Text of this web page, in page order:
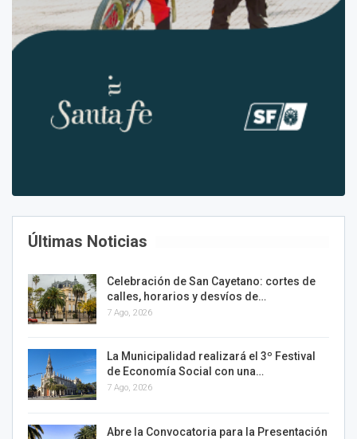
Últimas Noticias
Celebración de San Cayetano: cortes de
calles, horarios y desvíos de…
7 Ago, 2026
La Municipalidad realizará el 3º Festival
de Economía Social con una…
7 Ago, 2026
Abre la Convocatoria para la Presentación